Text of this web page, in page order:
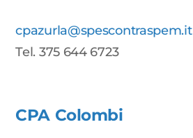
cpazurla@spescontraspem.it
Tel. 375 644 6723
CPA Colombi